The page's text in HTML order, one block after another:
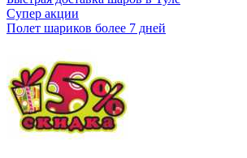
Супер акции
Полет шариков более 7 дней